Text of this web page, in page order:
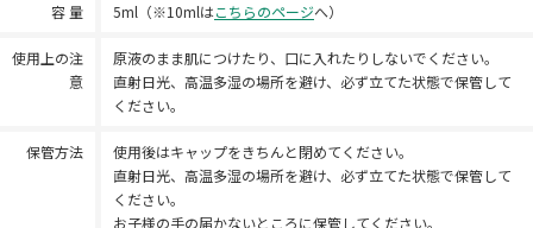
容 量 5ml（※10mlはこちらのページへ）
使用上の注
意
原液のまま肌につけたり、口に入れたりしないでください。
直射日光、高温多湿の場所を避け、必ず立てた状態で保管して
ください。
保管方法
使用後はキャップをきちんと閉めてください。
直射日光、高温多湿の場所を避け、必ず立てた状態で保管して
ください。
お子様の手の届かないところに保管してください。